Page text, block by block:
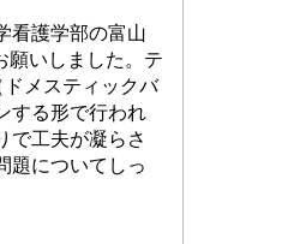
看護学部の富山
願いしました。テ
メスティックバ
する形で行われ
で工夫が凝らさ
題についてしっ